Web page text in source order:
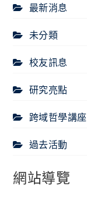
最新消息
未分類
校友訊息
研究亮點
跨域哲學講座
過去活動
網站導覽